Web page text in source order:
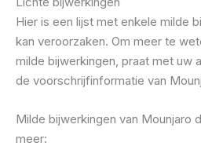
Hier is een lijst met enkele milde
kan veroorzaken. Om meer te
milde bijwerkingen, praat met uw
de voorschrijfinformatie van
Milde bijwerkingen van Mounjaro
meer: